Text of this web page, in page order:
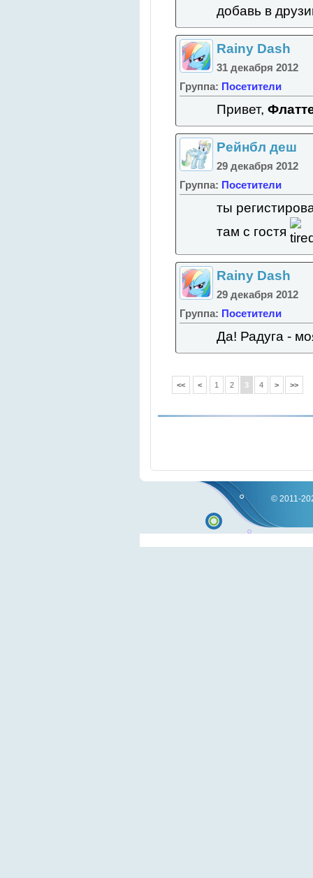
добавь в
Rainy Dash
31 декабря 2012
Группа: Посетители
Привет,
Рейнбл деш
29 декабря 2012
Группа: Посетители
ты
там с гостя
Rainy Dash
29 декабря 2012
Группа: Посетители
Да! Радуга -
<< < 1 2 3 4 > >>
© 2011-